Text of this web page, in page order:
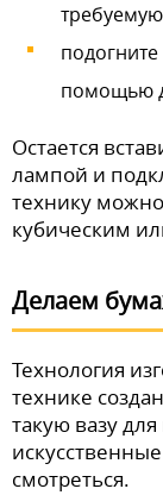
подогните
помощью
Остается
лампой и
технику
кубическим
Делаем
Технология
технике
такую вазу
смотреться.